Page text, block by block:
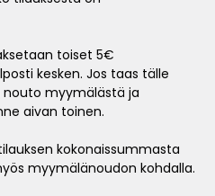
toiset 5€
kesken. Jos taas tälle
myymälästä ja
aivan toinen.
kokonaissummasta
myymälänoudon kohdalla.